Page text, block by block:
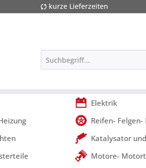
kurze Lieferzeiten
Elektrik
Reifen- Felgen-
Katalysator
Motore-